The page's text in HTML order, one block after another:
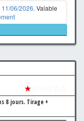
11/06/2026. Valable
★
8 jours. Tirage +